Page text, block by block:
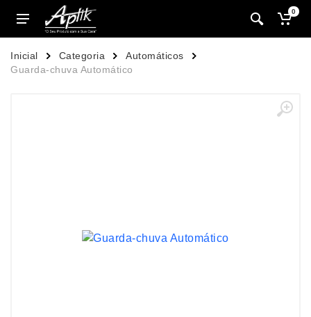
0
Inicial Categoria
Automáticos
Guarda-chuva Automático